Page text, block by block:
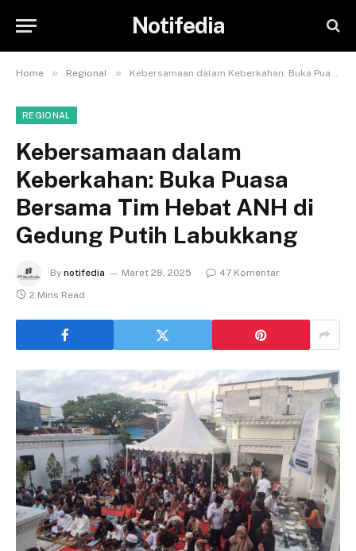
Notifedia
Home » Regional » Kebersamaan dalam Keberkahan: Buka Puasa Bersama Tim Hebat ANH di Gedung Putih Labukkang
REGIONAL
Kebersamaan dalam
Keberkahan: Buka Puasa
Bersama Tim Hebat ANH di
Gedung Putih Labukkang
By notifedia Maret 28, 2025
47 Komentar
2 Mins Read